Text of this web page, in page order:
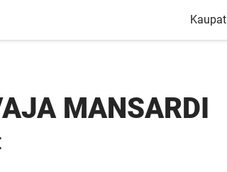
Kaupat
MANSARDI